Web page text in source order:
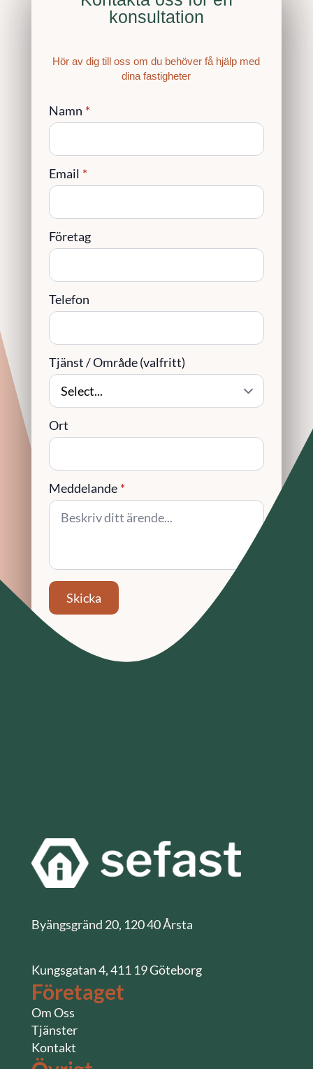
konsultation
Hör av dig till oss om du behöver få hjälp med
dina fastigheter
Namn *
Email *
Företag
Telefon
Tjänst / Område (valfritt)
Ort
Meddelande *
Skicka
Byängsgränd 20, 120 40 Årsta
Kungsgatan 4, 411 19 Göteborg
Företaget
Om Oss
Tjänster
Kontakt